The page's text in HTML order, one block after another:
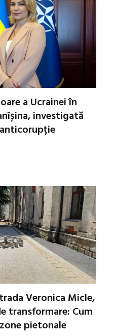
a Ucrainei în
investigată
Veronica Micle,
transformare: Cum
pietonale